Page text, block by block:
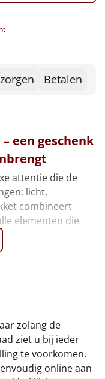
Betalen
een geschenk
attentie die de
licht,
combineert
elementen die
zolang de
ziet u bij ieder
te voorkomen.
online aan